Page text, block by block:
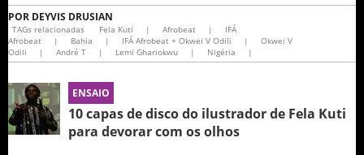
POR DEYVIS DRUSIAN
TAGs relacionadas Fela Kuti | Afrobeat |
IFÁ
Afrobeat
| Bahia | IFÁ Afrobeat + Okwei V Odili |
Okwei V
Odili
| André T | Lemi Ghariokwu | Nigéria |
ENSAIO
10 capas de disco do ilustrador de Fela Kuti
para devorar com os olhos